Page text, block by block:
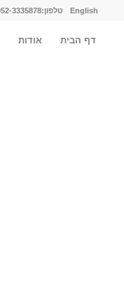
English טלפון:052-3335878
דף הבית אודות